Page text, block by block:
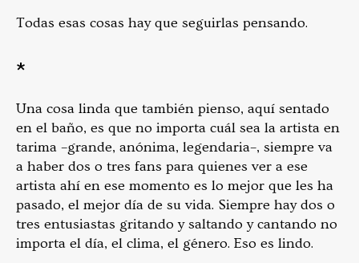
Todas esas cosas hay que seguirlas pensando.
*
Una cosa linda que también pienso, aquí sentado
en el baño, es que no importa cuál sea la artista en
tarima –grande, anónima, legendaria–, siempre va
a haber dos o tres fans para quienes ver a ese
artista ahí en ese momento es lo mejor que les ha
pasado, el mejor día de su vida. Siempre hay dos o
tres entusiastas gritando y saltando y cantando no
importa el día, el clima, el género. Eso es lindo.